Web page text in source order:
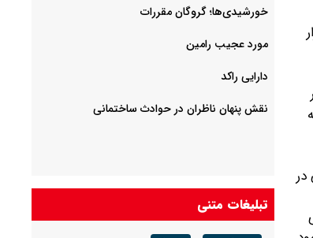
در
خورشیدی‌ها؛ گروگان مقررات
مورد عجیب رامین
دارایی راکد
نقش پنهان ناظران در حوادث ساختمانی
تبلیغات متنی